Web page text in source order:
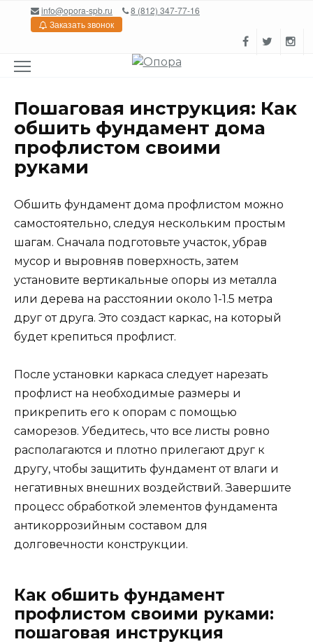
Перейтиinfo@opora-spb.ru
8 (812) 347-77-16
Заказать звонок
Пошаговая инструкция: Как
обшить фундамент дома
профлистом своими
руками
Обшить фундамент дома профлистом можно
самостоятельно, следуя нескольким простым
шагам. Сначала подготовьте участок, убрав
мусор и выровняв поверхность, затем
установите вертикальные опоры из металла
или дерева на расстоянии около 1-1.5 метра
друг от друга. Это создаст каркас, на который
будет крепиться профлист.
После установки каркаса следует нарезать
профлист на необходимые размеры и
прикрепить его к опорам с помощью
саморезов. Убедитесь, что все листы ровно
располагаются и плотно прилегают друг к
другу, чтобы защитить фундамент от влаги и
негативных внешних воздействий. Завершите
процесс обработкой элементов фундамента
антикоррозийным составом для
долговечности конструкции.
Как обшить фундамент
профлистом своими руками:
пошаговая инструкция